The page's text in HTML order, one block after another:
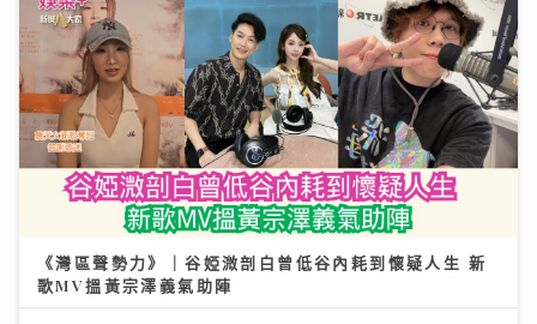
《灣區聲勢力》｜谷婭溦剖白曾低谷內耗到懷疑人生 新
歌MV搵黃宗澤義氣助陣